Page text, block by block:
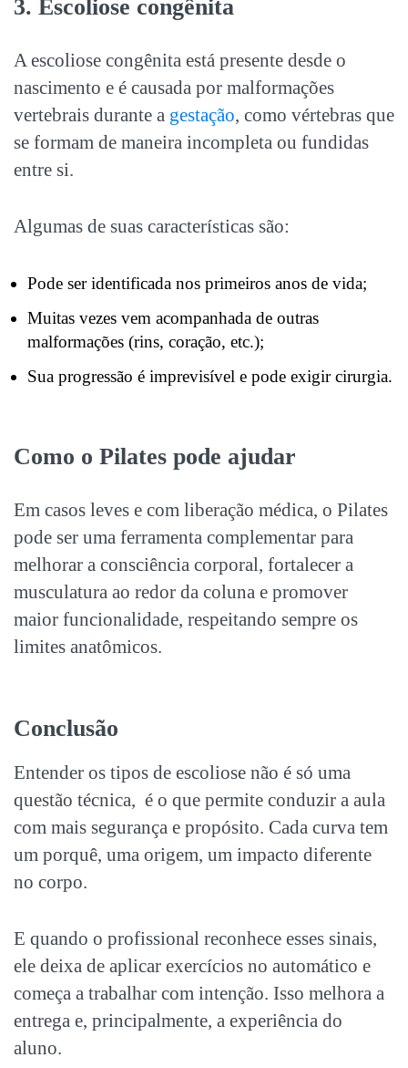
3. Escoliose congênita
A escoliose congênita está presente desde o
nascimento e é causada por malformações
vertebrais durante a gestação, como vértebras que
se formam de maneira incompleta ou fundidas
entre si.
Algumas de suas características são:
Pode ser identificada nos primeiros anos de vida;
Muitas vezes vem acompanhada de outras
malformações (rins, coração, etc.);
Sua progressão é imprevisível e pode exigir cirurgia.
Como o Pilates pode ajudar
Em casos leves e com liberação médica, o Pilates
pode ser uma ferramenta complementar para
melhorar a consciência corporal, fortalecer a
musculatura ao redor da coluna e promover
maior funcionalidade, respeitando sempre os
limites anatômicos.
Conclusão
Entender os tipos de escoliose não é só uma
questão técnica, é o que permite conduzir a aula
com mais segurança e propósito. Cada curva tem
um porquê, uma origem, um impacto diferente
no corpo.
E quando o profissional reconhece esses sinais,
ele deixa de aplicar exercícios no automático e
começa a trabalhar com intenção. Isso melhora a
entrega e, principalmente, a experiência do
aluno.